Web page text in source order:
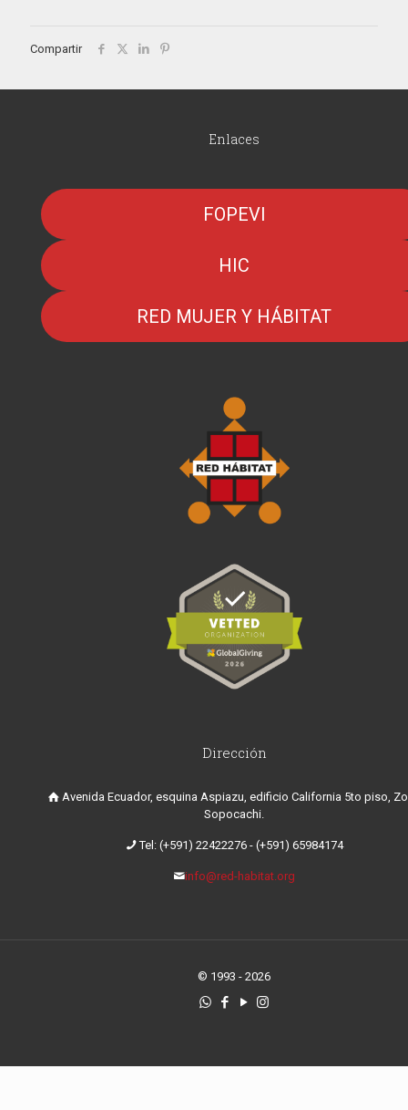
Compartir
Enlaces
FOPEVI
HIC
RED MUJER Y HÁBITAT
Dirección
Avenida Ecuador, esquina Aspiazu, edificio California 5to piso,
Sopocachi.
Tel: (+591) 22422276 - (+591) 65984174
info@red-habitat.org
© 1993 - 2026